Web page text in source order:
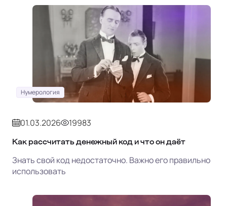
Нумерология
01.03.2026 19983
Как рассчитать денежный код и что он даёт
Знать свой код недостаточно. Важно его правильно
использовать